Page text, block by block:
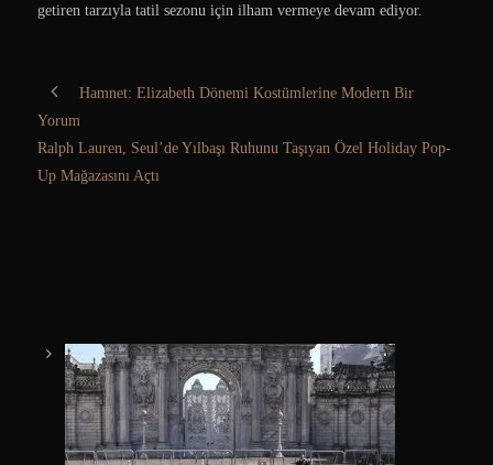
getiren tarzıyla tatil sezonu için ilham vermeye devam ediyor.
Hamnet: Elizabeth Dönemi Kostümlerine Modern Bir
Yorum
Ralph Lauren, Seul’de Yılbaşı Ruhunu Taşıyan Özel Holiday Pop-
Up Mağazasını Açtı